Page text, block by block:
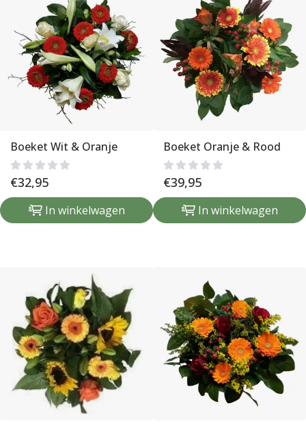
Boeket Wit & Oranje
€32,95
In winkelwagen
Boeket Oranje & Rood
€39,95
In winkelwagen